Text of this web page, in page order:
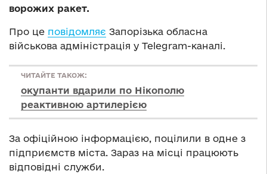
ворожих ракет.
Про це повідомляє Запорізька обласна
військова адміністрація у Telegram-каналі.
ЧИТАЙТЕ ТАКОЖ:
окупанти вдарили по Нікополю
реактивною артилерією
За офіційною інформацією, поцілили в одне з
підприємств міста. Зараз на місці працюють
відповідні служби.